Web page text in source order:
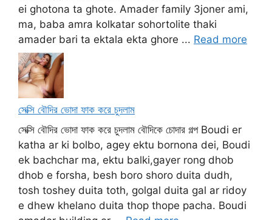
ei ghotona ta ghote. Amader family 3joner ami,
ma, baba amra kolkatar sohortolite thaki
amader bari ta ektala ekta ghore ... Read more
সেক্সি বৌদির ভোদা ফাক করে চুদলাম
সেক্সি বৌদির ভোদা ফাক করে চুদলাম বৌদিকে চোদার গল্প Boudi er
katha ar ki bolbo, agey ektu bornona dei, Boudi
ek bachchar ma, ektu balki,gayer rong dhob
dhob e forsha, besh boro shoro duita dudh,
tosh toshey duita toth, golgal duita gal ar ridoy
e dhew khelano duita thop thope pacha. Boudi